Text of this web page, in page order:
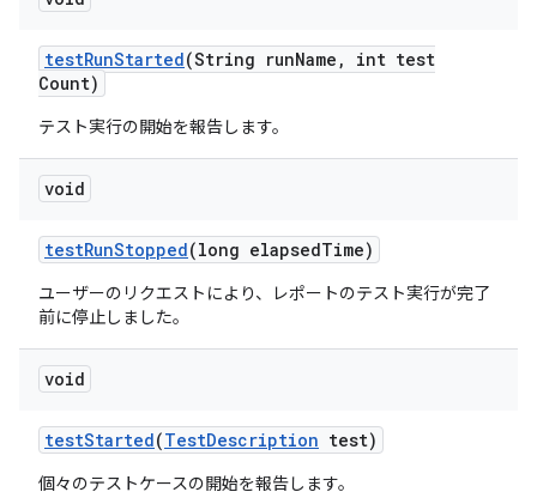
testRunStarted(String runName ,
int test
Count)
テスト実行の開始を報告します。
void
testRunStopped(long elapsedTime)
ユーザーのリクエストにより、レポートのテスト実行が完了
前に停止しました。
void
testStarted(TestDescription test)
個々のテストケースの開始を報告します。